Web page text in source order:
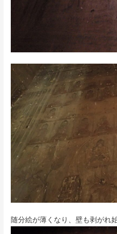
随分絵が薄くなり、壁も剥がれ